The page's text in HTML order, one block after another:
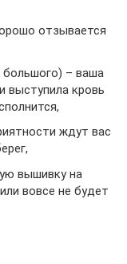
отзывается
большого) – ваша
выступила кровь
ждут вас
вышивку на
вовсе не будет